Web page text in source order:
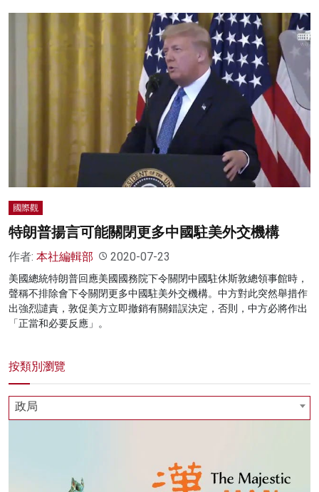
國際觀
特朗普揚言可能關閉更多中國駐美外交機構
作者: 本社編輯部 2020-07-23
美國總統特朗普回應美國國務院下令關閉中國駐休斯敦總領事館時，
聲稱不排除會下令關閉更多中國駐美外交機構。中方對此突然舉措作
出強烈譴責，敦促美方立即撤銷有關錯誤決定，否則，中方必將作出
「正當和必要反應」。
按類別瀏覽
政局